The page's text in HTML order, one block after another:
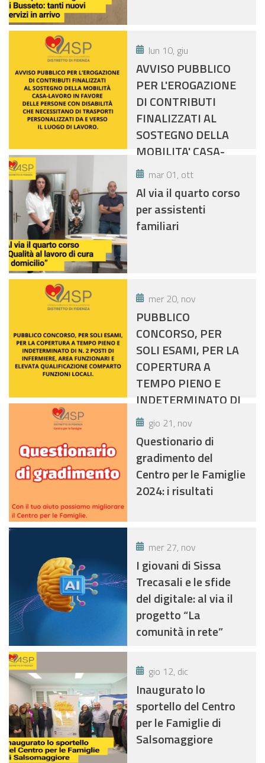
lun 10, giu
AVVISO PUBBLICO
PER L'EROGAZIONE
DI CONTRIBUTI
FINALIZZATI AL
SOSTEGNO DELLA
MOBILITA' CASA-
LAVORO IN FAVORE
DELLE PERSONE CON
DISABILTA' CHE
NECESSITANO DI
TRASPORTI
mar 01, ott
Al via il quarto corso
per assistenti
familiari
mer 20, nov
PUBBLICO
CONCORSO, PER
SOLI ESAMI, PER LA
COPERTURA A
TEMPO PIENO E
INDETERMINATO DI
N. 2 POSTI DI
INFERMIERE, AREA
FUNZIONARI E
ELEVATA
QUALIFICAZIONE
COMPARTO
gio 21, nov
Questionario di
gradimento del
Centro per le Famiglie
2024: i risultati
mer 27, nov
I giovani di Sissa
Trecasali e le sfide
del digitale: al via il
progetto “La
comunità in rete”
gio 12, dic
Inaugurato lo
sportello del Centro
per le Famiglie di
Salsomaggiore